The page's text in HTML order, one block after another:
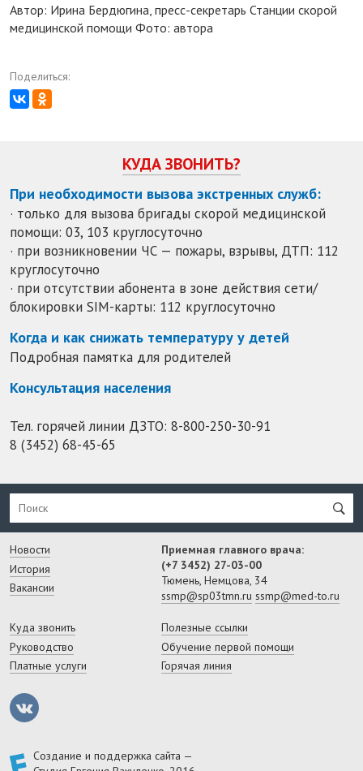
Автор: Ирина Бердюгина, пресс-секретарь Станции скорой
медицинской помощи Фото: автора
Поделиться:
КУДА ЗВОНИТЬ?
При необходимости вызова экстренных служб:
· только для вызова бригады скорой медицинской
помощи: 03, 103 круглосуточно
· при возникновении ЧС — пожары, взрывы, ДТП: 112
круглосуточно
· при отсутствии абонента в зоне действия сети/
блокировки SIM-карты: 112 круглосуточно
Когда и как снижать температуру у детей
Подробная памятка для родителей
Консультация населения
Тел. горячей линии ДЗТО: 8-800-250-30-91
8 (3452) 68-45-65
Новости
История
Вакансии
Приемная главного врача:
(+7 3452) 27-03-00
Тюмень, Немцова, 34
ssmp@sp03tmn.ru ssmp@med-to.ru
Куда звонить
Руководство
Платные услуги
Полезные ссылки
Обучение первой помощи
Горячая линия
Создание и поддержка сайта —